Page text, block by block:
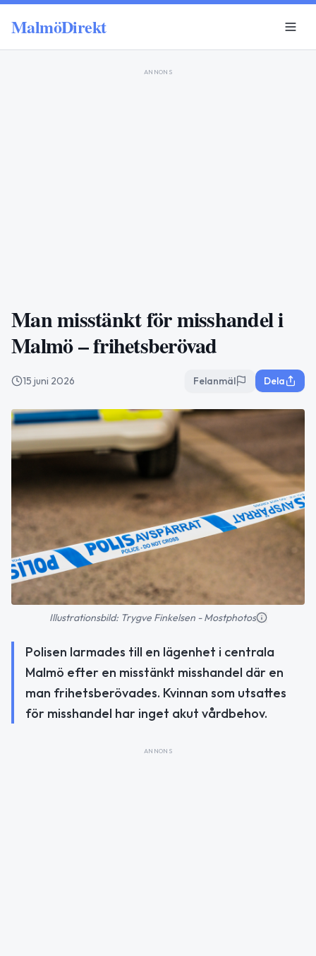
MalmöDirekt
ANNONS
Man misstänkt för misshandel i
Malmö – frihetsberövad
15 juni 2026 Felanmäl Dela
Illustrationsbild: Trygve Finkelsen - Mostphotos
Polisen larmades till en lägenhet i centrala
Malmö efter en misstänkt misshandel där en
man frihetsberövades. Kvinnan som utsattes
för misshandel har inget akut vårdbehov.
ANNONS